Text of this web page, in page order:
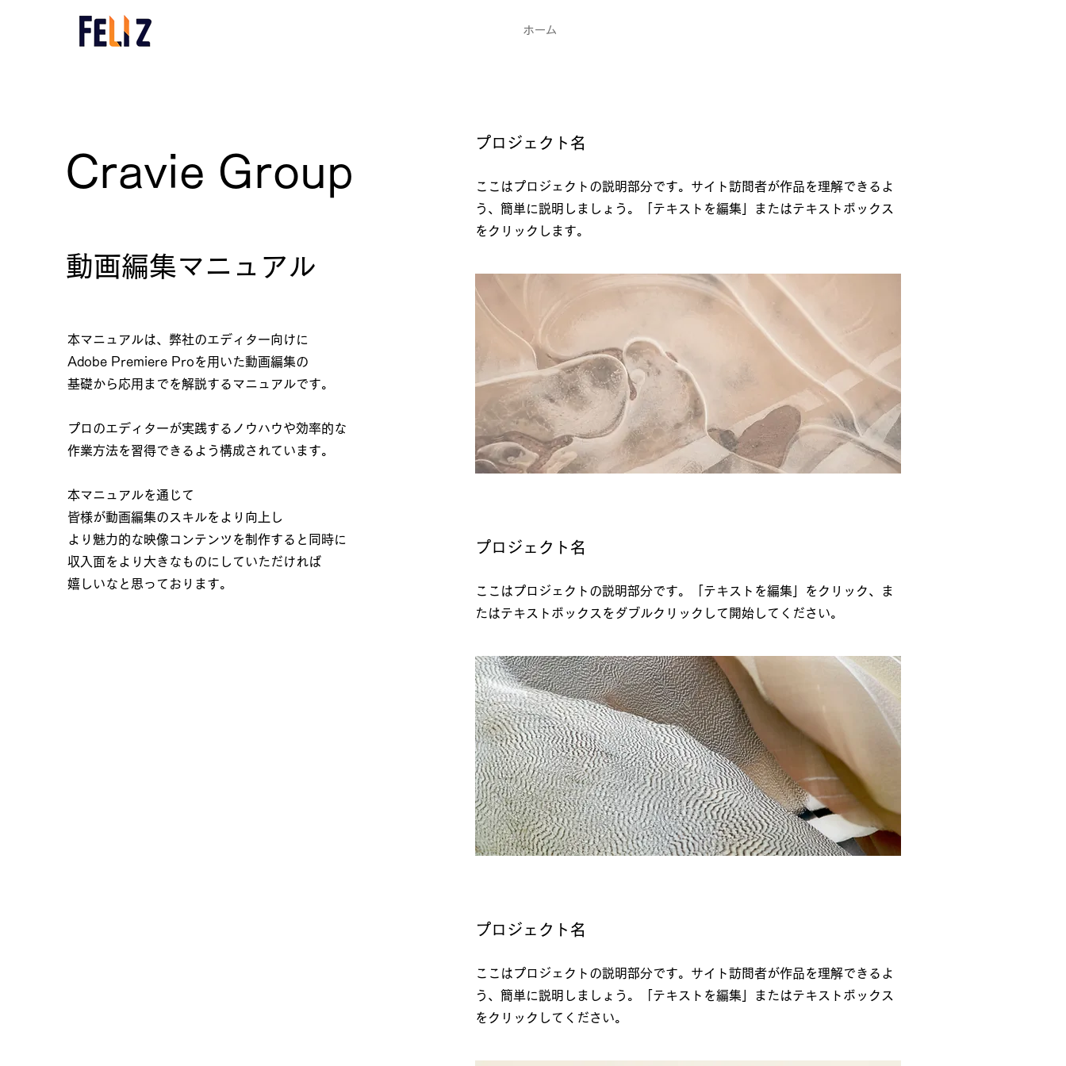
ホーム
Cravie Group
動画編集マニュアル
本マニュアルは、弊社のエディター向けに
Adobe Premiere Proを用いた動画編集の
基礎から応用までを解説するマニュアルです。
プロのエディターが実践するノウハウや効率的な
作業方法を習得できるよう構成されています。
本マニュアルを通じて
皆様が動画編集のスキルをより向上し
より魅力的な映像コンテンツを制作すると同時に
​収入面をより大きなものにしていただければ
​嬉しいなと思っております。
プロジェクト名
ここはプロジェクトの説明部分です。サイト訪問者が作品を理解できるよ
う、簡単に説明しましょう。「テキストを編集」またはテキストボックス
をクリックします。
プロジェクト名
ここはプロジェクトの説明部分です。「テキストを編集」をクリック、ま
たはテキストボックスをダブルクリックして開始してください。
プロジェクト名
ここはプロジェクトの説明部分です。サイト訪問者が作品を理解できるよ
う、簡単に説明しましょう。「テキストを編集」またはテキストボックス
をクリックしてください。